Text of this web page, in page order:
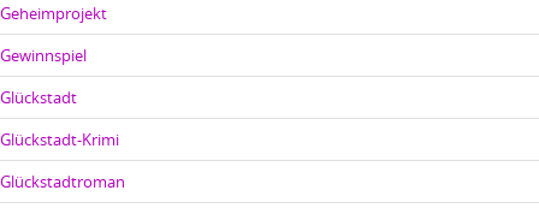
Geheimprojekt
Gewinnspiel
Glückstadt
Glückstadt-Krimi
Glückstadtroman